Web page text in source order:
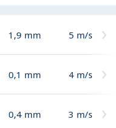
1,9 mm 5 m/s
0,1 mm 4 m/s
0,4 mm 3 m/s